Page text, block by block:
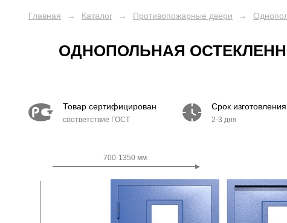
ПРОТИВОПОЖАРНЫЕ ДВЕРИ [788]
ПРОТИВОПОЖАРНЫЕ ЛЮКИ [12]
Однопольные
Полуторные
Главная → Каталог → Противопожарные двери →
ОДНОПОЛЬНАЯ
Товар сертифицирован
соответствие ГОСТ
Срок изготовления
2-3 дня
700-1350 мм